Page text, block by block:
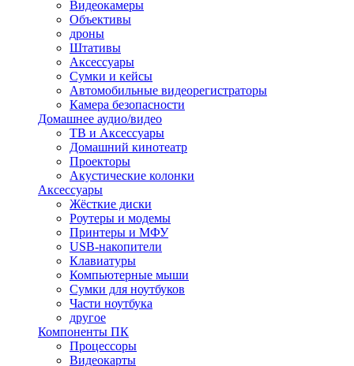
Видеокамеры
Объективы
дроны
Штативы
Аксессуары
Сумки и кейсы
Автомобильные видеорегистраторы
Камера безопасности
Домашнее аудио/видео
ТВ и Аксессуары
Домашний кинотеатр
Проекторы
Акустические колонки
Аксессуары
Жёсткие диски
Роутеры и модемы
Принтеры и МФУ
USB-накопители
Клавиатуры
Компьютерные мыши
Сумки для ноутбуков
Части ноутбука
другое
Компоненты ПК
Процессоры
Видеокарты